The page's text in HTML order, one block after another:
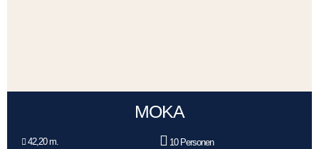
MOKA
42,20 m. 10 Personen